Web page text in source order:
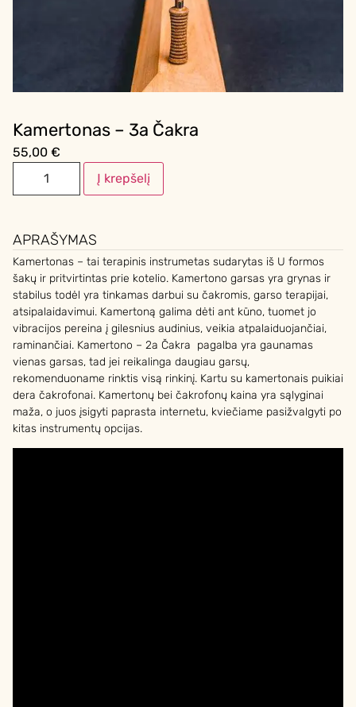
Kamertonas – 3a Čakra
55,00 €
Į krepšelį
APRAŠYMAS
Kamertonas – tai terapinis instrumetas sudarytas iš U formos
šakų ir pritvirtintas prie kotelio. Kamertono garsas yra grynas ir
stabilus todėl yra tinkamas darbui su čakromis, garso terapijai,
atsipalaidavimui. Kamertoną galima dėti ant kūno, tuomet jo
vibracijos pereina į gilesnius audinius, veikia atpalaiduojančiai,
raminančiai. Kamertono – 2a Čakra pagalba yra gaunamas
vienas garsas, tad jei reikalinga daugiau garsų,
rekomenduoname rinktis visą rinkinį. Kartu su kamertonais puikiai
dera čakrofonai. Kamertonų bei čakrofonų kaina yra sąlyginai
maža, o juos įsigyti paprasta internetu, kviečiame pasižvalgyti po
kitas instrumentų opcijas.